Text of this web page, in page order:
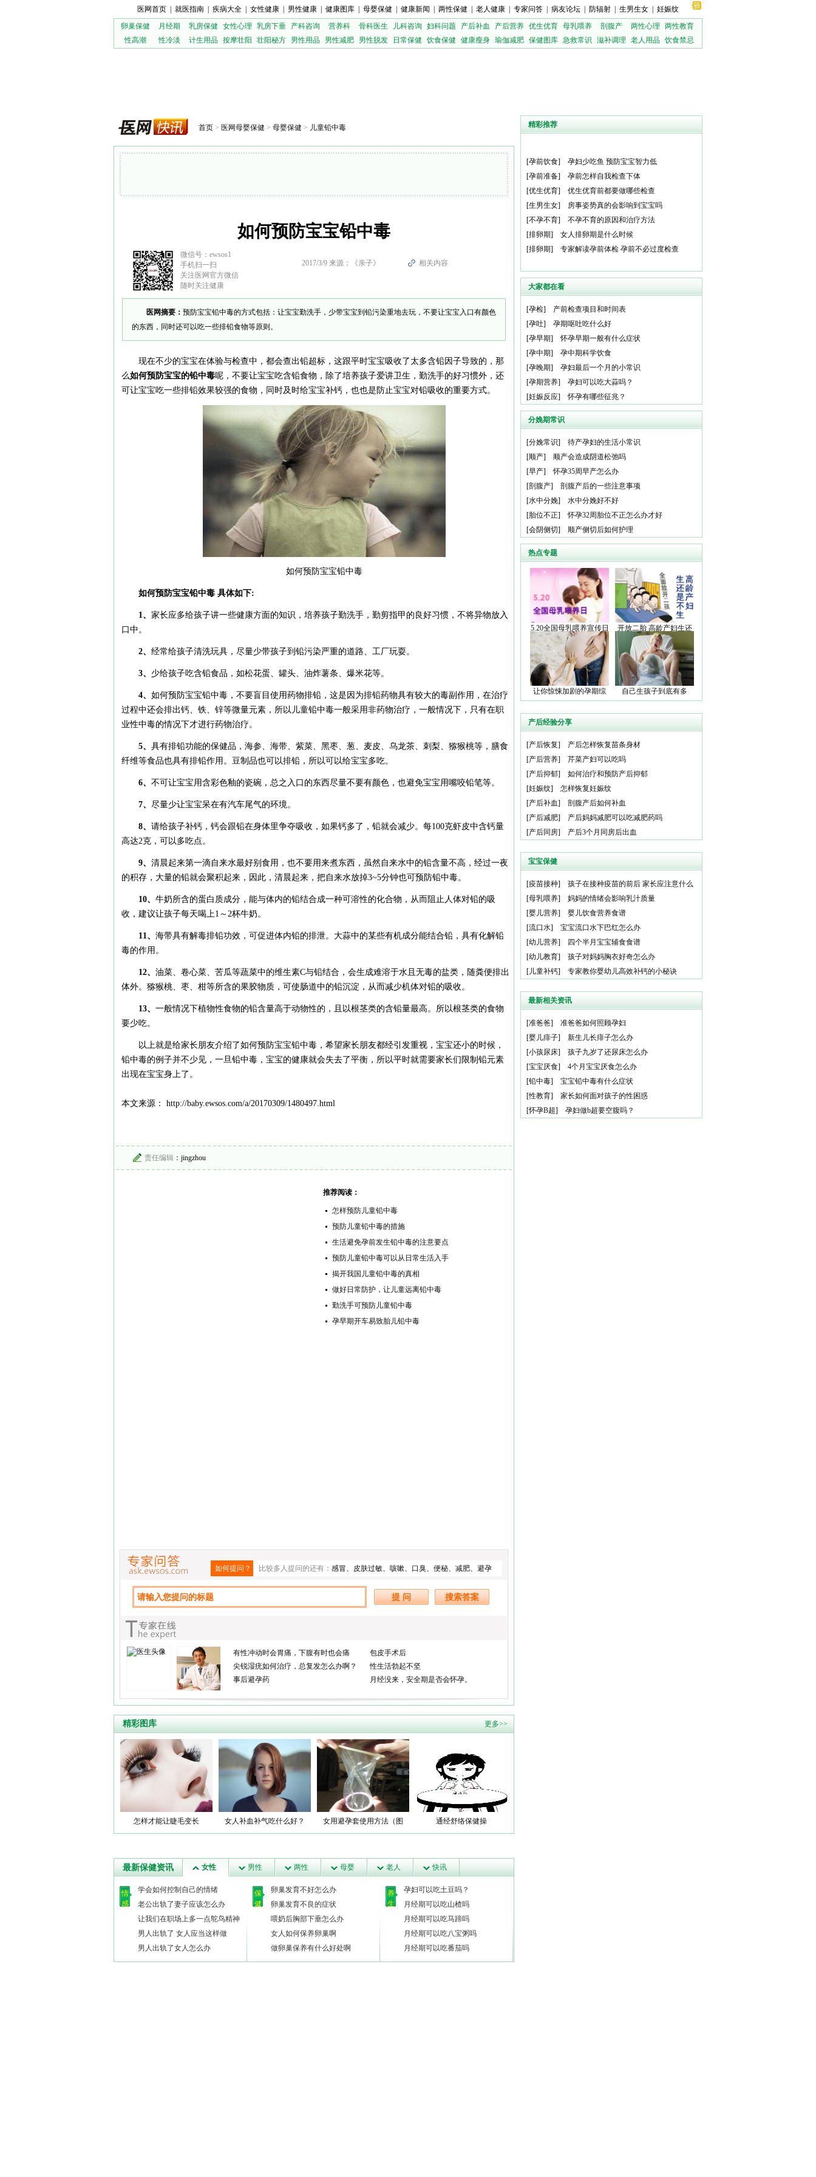
医网首页 就医指南 疾病大全 女性健康 男性健康 健康图库 母婴保健 健康新闻 两性保健 老人健康 专家问答 病友论坛 防辐射 生男生女
妊娠纹
卵巢保健
月经期 乳房保健 女性心理 乳房下垂 产科咨询 营养科 骨科医生 儿科咨询 妇科问题 产后补血 产后营养 优生优育 母乳喂养 剖腹产 两性心理
两性教育
性高潮
性冷淡 计生用品 按摩壮阳 壮阳秘方 男性用品 男性减肥 男性脱发 日常保健 饮食保健 健康瘦身 瑜伽减肥 保健图库 急救常识 滋补调理 老人用品 饮食禁忌
首页 > 医网母婴保健 > 母婴保健 > 儿童铅中毒
如何预防宝宝铅中毒
微信号：ewsos1
手机扫一扫
关注医网官方微信
随时关注健康
2017/3/9 来源：《亲子》 相关内容
医网摘要： 预防宝宝铅中毒的方式包括：让宝宝勤洗手，少带宝宝到铅污染重地去玩，不要让宝宝入口有颜色
的东西，同时还可以吃一些排铅食物等原则。
现在不少的宝宝在体验与检查中，都会查出铅超标，这跟平时宝宝吸收了太多含铅因子导致的，那
么如何预防宝宝的铅中毒呢，不要让宝宝吃含铅食物，除了培养孩子爱讲卫生，勤洗手的好习惯外，还
可让宝宝吃一些排铅效果较强的食物，同时及时给宝宝补钙，也也是防止宝宝对铅吸收的重要方式。
如何预防宝宝铅中毒
如何预防宝宝铅中毒 具体如下:
1、 家长应多给孩子讲一些健康方面的知识，培养孩子勤洗手，勤剪指甲的良好习惯，不将异物放入
口中。
2、 经常给孩子清洗玩具，尽量少带孩子到铅污染严重的道路、工厂玩耍。
3、 少给孩子吃含铅食品，如松花蛋、罐头、油炸薯条、爆米花等。
4、 如何预防宝宝铅中毒，不要盲目使用药物排铅，这是因为排铅药物具有较大的毒副作用，在治疗
过程中还会排出钙、铁、锌等微量元素，所以儿童铅中毒一般采用非药物治疗，一般情况下，只有在职
业性中毒的情况下才进行药物治疗。
5、 具有排铅功能的保健品，海参、海带、紫菜、黑枣、葱、麦皮、乌龙茶、刺梨、猕猴桃等，膳食
纤维等食品也具有排铅作用。豆制品也可以排铅，所以可以给宝宝多吃。
6、 不可让宝宝用含彩色釉的瓷碗，总之入口的东西尽量不要有颜色，也避免宝宝用嘴咬铅笔等。
7、 尽量少让宝宝呆在有汽车尾气的环境。
8、 请给孩子补钙，钙会跟铅在身体里争夺吸收，如果钙多了，铅就会减少。每100克虾皮中含钙量
高达2克，可以多吃点。
9、 清晨起来第一滴自来水最好别食用，也不要用来煮东西，虽然自来水中的铅含量不高，经过一夜
的积存，大量的铅就会聚积起来，因此，清晨起来，把自来水放掉3~5分钟也可预防铅中毒。
10、 牛奶所含的蛋白质成分，能与体内的铅结合成一种可溶性的化合物，从而阻止人体对铅的吸
收，建议让孩子每天喝上1～2杯牛奶。
11、 海带具有解毒排铅功效，可促进体内铅的排泄。大蒜中的某些有机成分能结合铅，具有化解铅
毒的作用。
12、 油菜、卷心菜、苦瓜等蔬菜中的维生素C与铅结合，会生成难溶于水且无毒的盐类，随粪便排出
体外。猕猴桃、枣、柑等所含的果胶物质，可使肠道中的铅沉淀，从而减少机体对铅的吸收。
13、 一般情况下植物性食物的铅含量高于动物性的，且以根茎类的含铅量最高。所以根茎类的食物
要少吃。
以上就是给家长朋友介绍了如何预防宝宝铅中毒，希望家长朋友都经引发重视，宝宝还小的时候，
铅中毒的例子并不少见，一旦铅中毒，宝宝的健康就会失去了平衡，所以平时就需要家长们限制铅元素
出现在宝宝身上了。
本文来源： http://baby.ewsos.com/a/20170309/1480497.html
责任编辑 ：jingzhou
推荐阅读：
怎样预防儿童铅中毒
预防儿童铅中毒的措施
生活避免孕前发生铅中毒的注意要点
预防儿童铅中毒可以从日常生活入手
揭开我国儿童铅中毒的真相
做好日常防护，让儿童远离铅中毒
勤洗手可预防儿童铅中毒
孕早期开车易致胎儿铅中毒
如何提问？ 比较多人提问的还有： 感冒、 皮肤过敏、 咳嗽、 口臭、 便秘、 减肥、 避孕
有性冲动时会胃痛，下腹有时也会痛
包皮手术后
尖锐湿疣如何治疗，总复发怎么办啊？
性生活勃起不坚
事后避孕药
月经没来，安全期是否会怀孕。
精彩图库 更多>>
怎样才能让睫毛变长 女人补血补气吃什么好？ 女用避孕套使用方法（图 通经舒络保健操
最新保健资讯 女性 男性 两性 母婴 老人 快讯
情
感
学会如何控制自己的情绪
老公出轨了妻子应该怎么办
让我们在职场上多一点鸵鸟精神
男人出轨了 女人应当这样做
男人出轨了女人怎么办
保
健
卵巢发育不好怎么办
卵巢发育不良的症状
喂奶后胸部下垂怎么办
女人如何保养卵巢啊
做卵巢保养有什么好处啊
养
生
孕妇可以吃土豆吗？
月经期可以吃山楂吗
月经期可以吃马蹄吗
月经期可以吃八宝粥吗
月经期可以吃番茄吗
精彩推荐
[孕前饮食]
孕妇少吃鱼 预防宝宝智力低
[孕前准备]
孕前怎样自我检查下体
[优生优育]
优生优育前都要做哪些检查
[生男生女]
房事姿势真的会影响到宝宝吗
[不孕不育]
不孕不育的原因和治疗方法
[排卵期]
女人排卵期是什么时候
[排卵期] 专家解读孕前体检 孕前不必过度检查
大家都在看
[孕检]
产前检查项目和时间表
[孕吐]
孕期呕吐吃什么好
[孕早期]
怀孕早期一般有什么症状
[孕中期]
孕中期科学饮食
[孕晚期]
孕妇最后一个月的小常识
[孕期营养]
孕妇可以吃大蒜吗？
[妊娠反应] 怀孕有哪些征兆？
分娩期常识
[分娩常识]
待产孕妇的生活小常识
[顺产]
顺产会造成阴道松弛吗
[早产]
怀孕35周早产怎么办
[剖腹产]
剖腹产后的一些注意事项
[水中分娩]
水中分娩好不好
[胎位不正]
怀孕32周胎位不正怎么办才好
[会阴侧切] 顺产侧切后如何护理
热点专题
5.20全国母乳喂养宣传日
开放二胎 高龄产妇生还
是不生
让你惊悚加剧的孕期综
合症
自己生孩子到底有多
痛？
产后经验分享
[产后恢复]
产后怎样恢复苗条身材
[产后营养]
芹菜产妇可以吃吗
[产后抑郁]
如何治疗和预防产后抑郁
[妊娠纹]
怎样恢复妊娠纹
[产后补血]
剖腹产后如何补血
[产后减肥]
产后妈妈减肥可以吃减肥药吗
[产后同房] 产后3个月同房后出血
宝宝保健
[疫苗接种]
孩子在接种疫苗的前后 家长应注意什么
[母乳喂养]
妈妈的情绪会影响乳汁质量
[婴儿营养]
婴儿饮食营养食谱
[流口水]
宝宝流口水下巴红怎么办
[幼儿营养]
四个半月宝宝辅食食谱
[幼儿教育]
孩子对妈妈胸衣好奇怎么办
[儿童补钙] 专家教你婴幼儿高效补钙的小秘诀
最新相关资讯
[准爸爸]
准爸爸如何照顾孕妇
[婴儿痱子]
新生儿长痱子怎么办
[小孩尿床]
孩子九岁了还尿床怎么办
[宝宝厌食]
4个月宝宝厌食怎么办
[铅中毒]
宝宝铅中毒有什么症状
[性教育]
家长如何面对孩子的性困惑
[怀孕B超] 孕妇做b超要空腹吗？